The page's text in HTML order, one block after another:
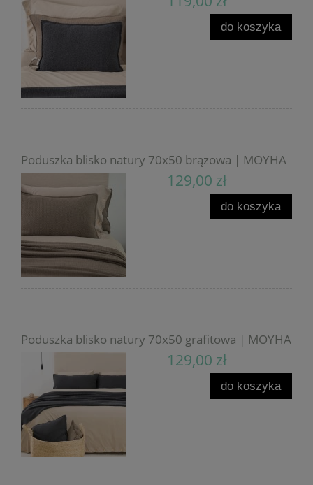
do koszyka
Poduszka blisko natury 70x50 brązowa | MOYHA
129,00 zł
do koszyka
Poduszka blisko natury 70x50 grafitowa | MOYHA
129,00 zł
do koszyka